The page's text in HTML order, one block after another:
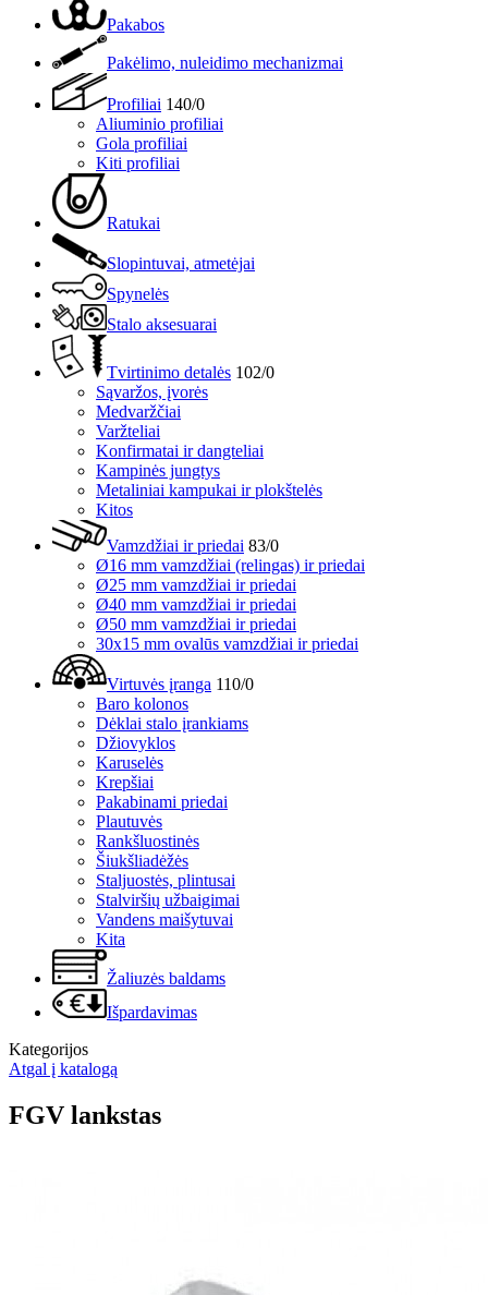
Pakabos
Pakėlimo, nuleidimo mechanizmai
Profiliai 140/0
Aliuminio profiliai
Gola profiliai
Kiti profiliai
Ratukai
Slopintuvai, atmetėjai
Spynelės
Stalo aksesuarai
Tvirtinimo detalės 102/0
Sąvaržos, įvorės
Medvaržčiai
Varžteliai
Konfirmatai ir dangteliai
Kampinės jungtys
Metaliniai kampukai ir plokštelės
Kitos
Vamzdžiai ir priedai 83/0
Ø16 mm vamzdžiai (relingas) ir priedai
Ø25 mm vamzdžiai ir priedai
Ø40 mm vamzdžiai ir priedai
Ø50 mm vamzdžiai ir priedai
30x15 mm ovalūs vamzdžiai ir priedai
Virtuvės įranga 110/0
Baro kolonos
Dėklai stalo įrankiams
Džiovyklos
Karuselės
Krepšiai
Pakabinami priedai
Plautuvės
Rankšluostinės
Šiukšliadėžės
Staljuostės, plintusai
Stalviršių užbaigimai
Vandens maišytuvai
Kita
Žaliuzės baldams
Išpardavimas
Kategorijos
Atgal į katalogą
FGV lankstas